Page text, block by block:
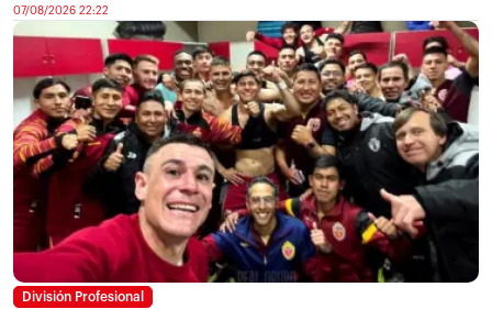
07/08/2026 22:22
División Profesional